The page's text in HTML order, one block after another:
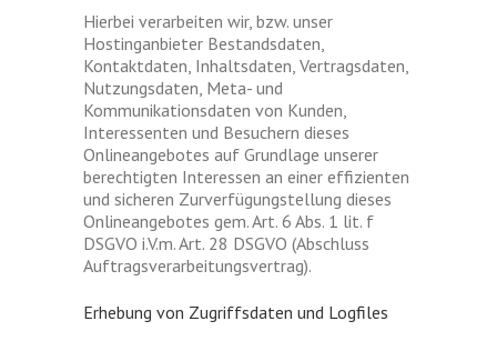
Hierbei verarbeiten wir, bzw. unser
Hostinganbieter Bestandsdaten,
Kontaktdaten, Inhaltsdaten, Vertragsdaten,
Nutzungsdaten, Meta- und
Kommunikationsdaten von Kunden,
Interessenten und Besuchern dieses
Onlineangebotes auf Grundlage unserer
berechtigten Interessen an einer effizienten
und sicheren Zurverfügungstellung dieses
Onlineangebotes gem. Art. 6 Abs. 1 lit. f
DSGVO i.V.m. Art. 28 DSGVO (Abschluss
Auftragsverarbeitungsvertrag).
Erhebung von Zugriffsdaten und Logfiles